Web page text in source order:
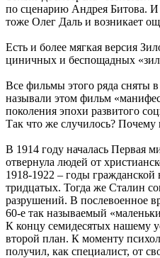
по сценарию Андрея Битова. И
тоже Олег Даль и возникает
Есть и более мягкая версия
циничных и беспощадных
Все фильмы этого ряда сняты
называли этом фильм
поколения эпохи развитого
Так что же случилось?
В 1914 году началась Первая
отвернула людей от
1918-1922 – годы
тридцатых. Тогда же Сталин
разрушений. В послевоенное
60-е так называемый
К концу семидесятых нашему
второй план. К моменту
получил, как специалист, от